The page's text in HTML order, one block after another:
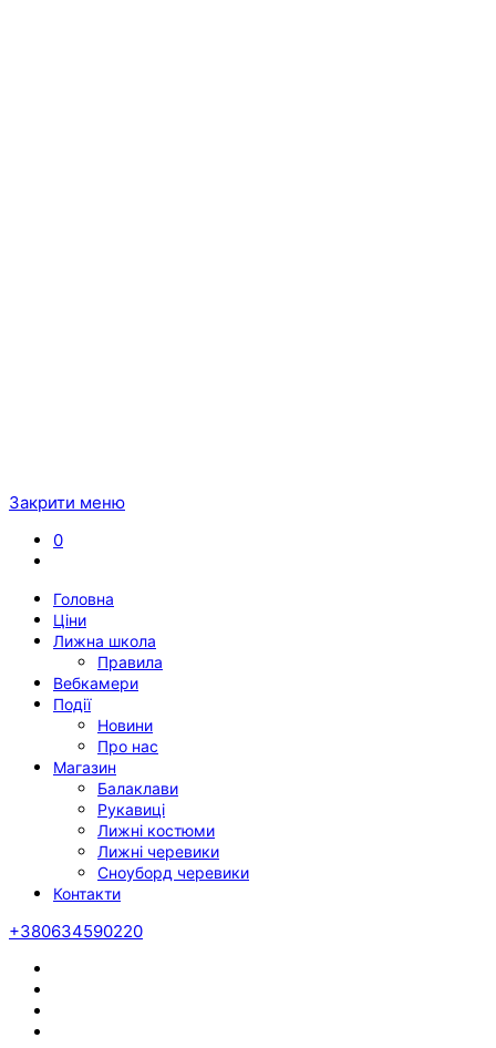
Закрити меню
0
Головна
Ціни
Лижна школа
Правила
Вебкамери
Події
Новини
Про нас
Магазин
Балаклави
Рукавиці
Лижні костюми
Лижні черевики
Сноуборд черевики
Контакти
+380634590220